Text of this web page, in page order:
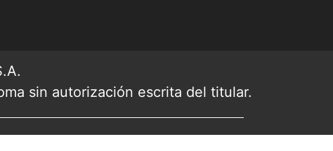
sin autorización escrita del titular.